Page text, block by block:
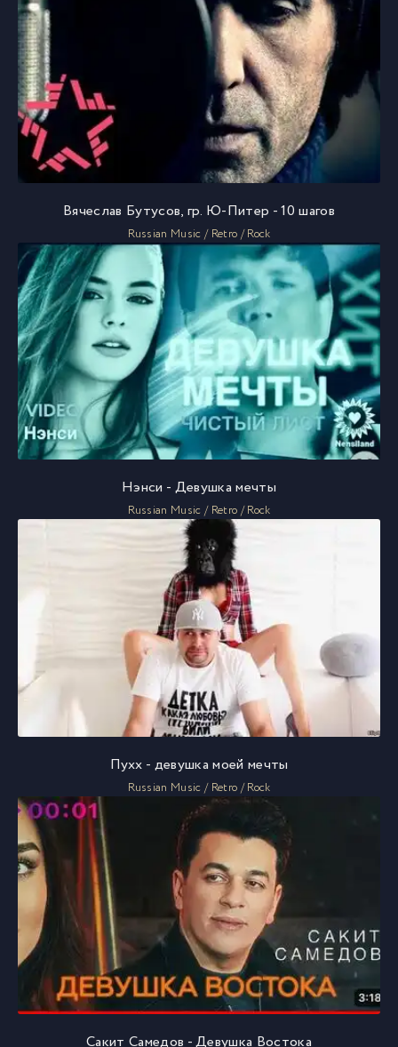
Вячеслав Бутусов, гр. Ю-Питер - 10 шагов
Russian Music / Retro / Rock
Нэнси - Девушка мечты
Russian Music / Retro / Rock
Пухх - девушка моей мечты
Russian Music / Retro / Rock
Сакит Самедов - Девушка Востока